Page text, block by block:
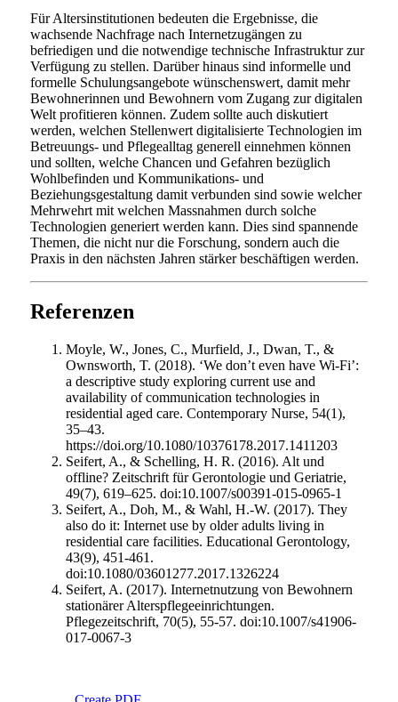
Für Altersinstitutionen bedeuten die Ergebnisse, die
wachsende Nachfrage nach Internetzugängen zu
befriedigen und die notwendige technische Infrastruktur zur
Verfügung zu stellen. Darüber hinaus sind informelle und
formelle Schulungsangebote wünschenswert, damit mehr
Bewohnerinnen und Bewohnern vom Zugang zur digitalen
Welt profitieren können. Zudem sollte auch diskutiert
werden, welchen Stellenwert digitalisierte Technologien im
Betreuungs- und Pflegealltag generell einnehmen können
und sollten, welche Chancen und Gefahren bezüglich
Wohlbefinden und Kommunikations- und
Beziehungsgestaltung damit verbunden sind sowie welcher
Mehrwehrt mit welchen Massnahmen durch solche
Technologien generiert werden kann. Dies sind spannende
Themen, die nicht nur die Forschung, sondern auch die
Praxis in den nächsten Jahren stärker beschäftigen werden.
Referenzen
Moyle, W., Jones, C., Murfield, J., Dwan, T., &
Ownsworth, T. (2018). ‘We don’t even have Wi-Fi’:
a descriptive study exploring current use and
availability of communication technologies in
residential aged care. Contemporary Nurse, 54(1),
35–43.
https://doi.org/10.1080/10376178.2017.1411203
Seifert, A., & Schelling, H. R. (2016). Alt und
offline? Zeitschrift für Gerontologie und Geriatrie,
49(7), 619–625. doi:10.1007/s00391-015-0965-1
Seifert, A., Doh, M., & Wahl, H.-W. (2017). They
also do it: Internet use by older adults living in
residential care facilities. Educational Gerontology,
43(9), 451-461.
doi:10.1080/03601277.2017.1326224
Seifert, A. (2017). Internetnutzung von Bewohnern
stationärer Alterspflegeeinrichtungen.
Pflegezeitschrift, 70(5), 55-57. doi:10.1007/s41906-
017-0067-3